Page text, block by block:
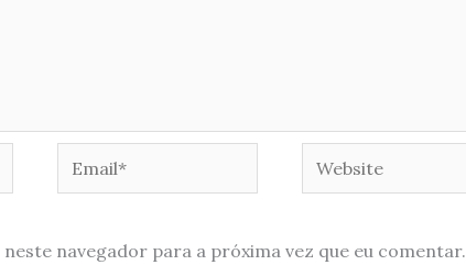
Website
neste navegador para a próxima vez que eu comentar.